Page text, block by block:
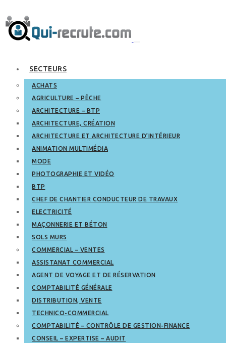
SECTEURS
ACHATS
AGRICULTURE – PÊCHE
ARCHITECTURE – BTP
ARCHITECTURE, CRÉATION
ARCHITECTURE ET ARCHITECTURE D’INTÉRIEUR
ANIMATION MULTIMÉDIA
MODE
PHOTOGRAPHIE ET VIDÉO
BTP
CHEF DE CHANTIER CONDUCTEUR DE TRAVAUX
ELECTRICITÉ
MAÇONNERIE ET BÉTON
SOLS MURS
COMMERCIAL – VENTES
ASSISTANAT COMMERCIAL
AGENT DE VOYAGE ET DE RÉSERVATION
COMPTABILITÉ GÉNÉRALE
DISTRIBUTION, VENTE
TECHNICO-COMMERCIAL
COMPTABILITÉ – CONTRÔLE DE GESTION-FINANCE
CONSEIL – EXPERTISE – AUDIT